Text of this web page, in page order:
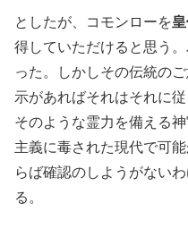
としたが、コモンローを
得していただけると思う
った。しかしその伝統の
示があればそれはそれに
そのような霊力を備える
主義に毒された現代で可
らば確認のしようがない
る。